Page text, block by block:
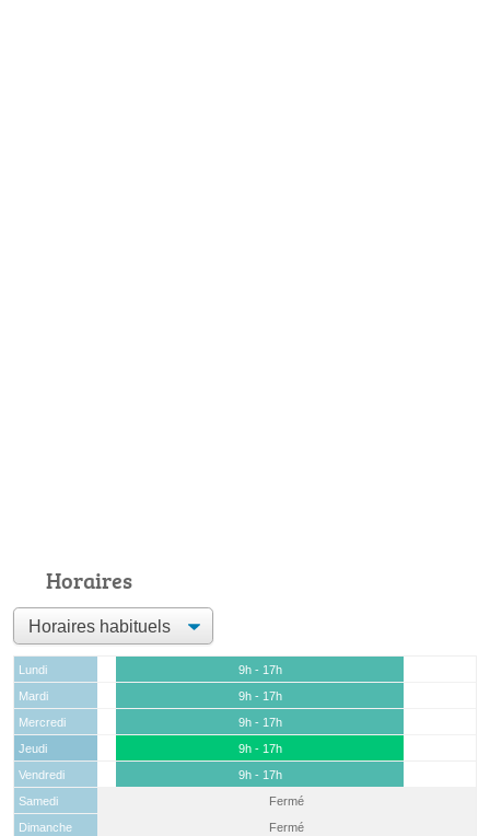
Horaires
Lundi
9h - 17h
Mardi
9h - 17h
Mercredi
9h - 17h
Jeudi
9h - 17h
Vendredi
9h - 17h
Samedi
Fermé
Dimanche
Fermé